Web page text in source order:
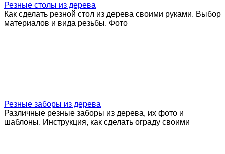
Резные столы из дерева
Как сделать резной стол из дерева своими руками. Выбор
материалов и вида резьбы. Фото
Резные заборы из дерева
Различные резные заборы из дерева, их фото и
шаблоны. Инструкция, как сделать ограду своими